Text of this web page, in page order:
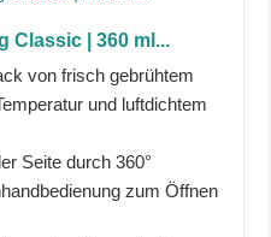
Classic | 360 ml...
von frisch gebrühtem
und luftdichtem
Seite durch 360°
zum Öffnen